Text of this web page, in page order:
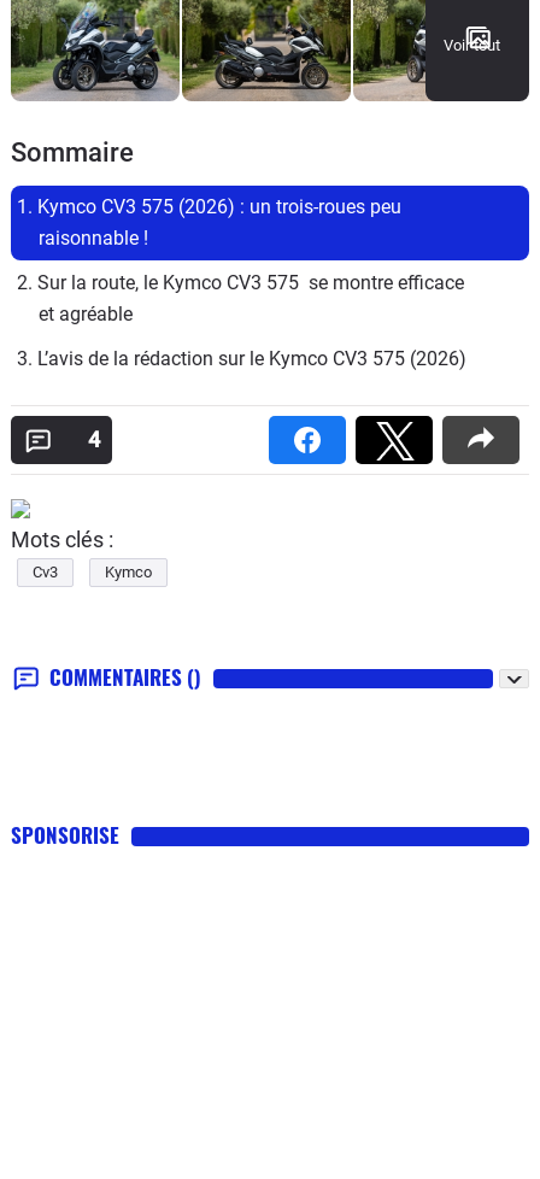
Voir tout
Sommaire
1. Kymco CV3 575 (2026) : un trois-roues peu
raisonnable !
2. Sur la route, le Kymco CV3 575  se montre efficace
et agréable
3. L’avis de la rédaction sur le Kymco CV3 575 (2026)
4
Mots clés :
Cv3 Kymco
COMMENTAIRES ()
SPONSORISE